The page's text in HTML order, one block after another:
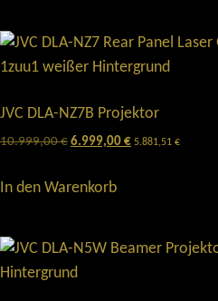
JVC DLA-NZ7B Projektor
10.999,00€6.999,00€ 5.881,51 €
In den Warenkorb